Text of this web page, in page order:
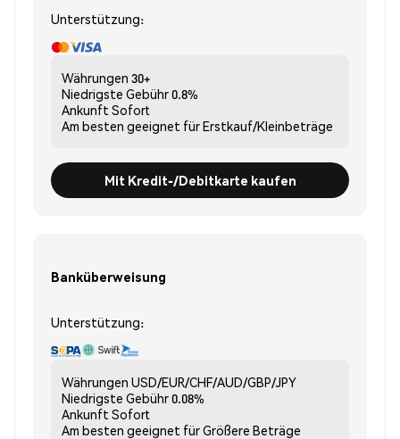
Unterstützung:
Währungen 30+
Niedrigste Gebühr0.8%
Ankunft Sofort
Am besten geeignet fürErstkauf/Kleinbeträge
Mit Kredit-/Debitkarte kaufen
Banküberweisung
Unterstützung:
Währungen USD/EUR/CHF/AUD/GBP/JPY
Niedrigste Gebühr0.08%
Ankunft Sofort
Am besten geeignet fürGrößere Beträge